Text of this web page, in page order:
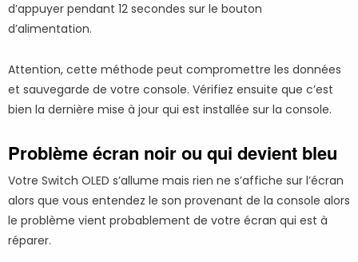
d’appuyer pendant 12 secondes sur le bouton
d’alimentation.
Attention, cette méthode peut compromettre les données
et sauvegarde de votre console. Vérifiez ensuite que c’est
bien la dernière mise à jour qui est installée sur la console.
Problème écran noir ou qui devient bleu
Votre Switch OLED s’allume mais rien ne s’affiche sur l’écran
alors que vous entendez le son provenant de la console alors
le problème vient probablement de votre écran qui est à
réparer.